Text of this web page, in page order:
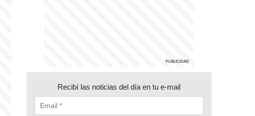
Recibí las noticias del día en tu e-mail